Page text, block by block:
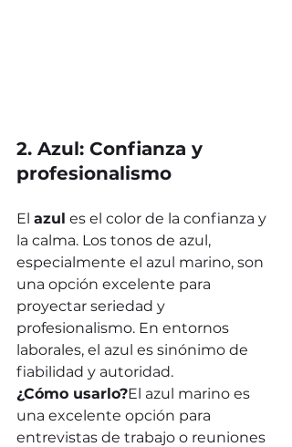
2. Azul: Confianza y
profesionalismo
El azul es el color de la confianza y
la calma. Los tonos de azul,
especialmente el azul marino, son
una opción excelente para
proyectar seriedad y
profesionalismo. En entornos
laborales, el azul es sinónimo de
fiabilidad y autoridad.
¿Cómo usarlo?El azul marino es
una excelente opción para
entrevistas de trabajo o reuniones